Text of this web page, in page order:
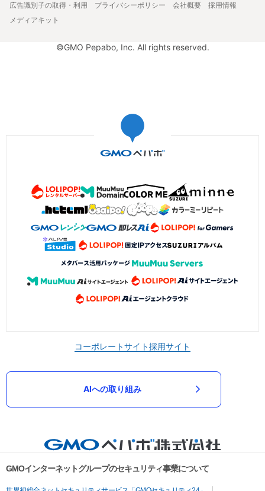
広告識別子の取得・利用
プライバシーポリシー 会社概要
採用情報
メディアキット
©GMO Pepabo, Inc. All rights reserved.
コーポレートサイト採用サイト
AIへの取り組み
GMOインターネットグループのセキュリティ事業について